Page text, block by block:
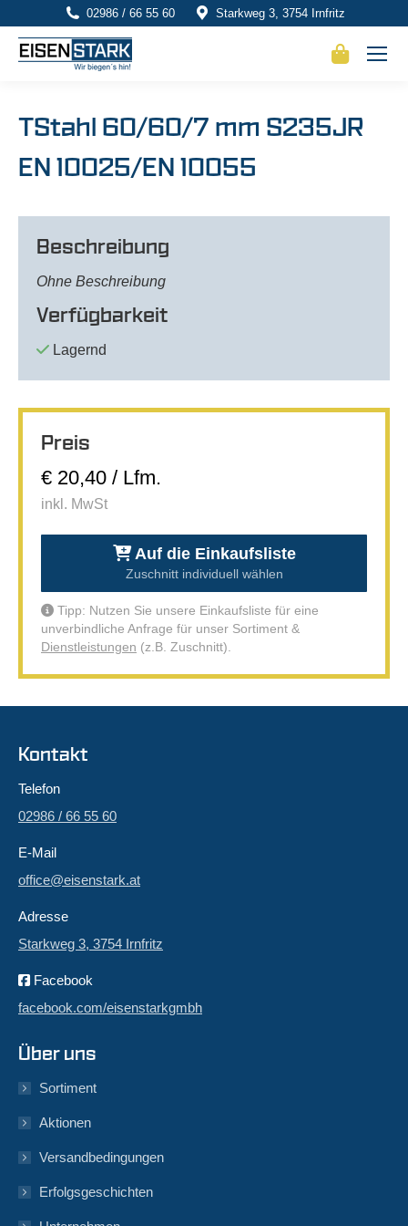
02986 / 66 55 60 Starkweg 3, 3754 Irnfritz
TStahl 60/60/7 mm S235JR
EN 10025/EN 10055
Beschreibung
Ohne Beschreibung
Verfügbarkeit
Lagernd
Preis
€ 20,40 / Lfm.
inkl. MwSt
Auf die Einkaufsliste
Zuschnitt individuell wählen
Tipp: Nutzen Sie unsere Einkaufsliste für eine
unverbindliche Anfrage für unser Sortiment &
Dienstleistungen (z.B. Zuschnitt).
Kontakt
Telefon
02986 / 66 55 60
E-Mail
office@eisenstark.at
Adresse
Starkweg 3, 3754 Irnfritz
Facebook
facebook.com/eisenstarkgmbh
Über uns
Sortiment
Aktionen
Versandbedingungen
Erfolgsgeschichten